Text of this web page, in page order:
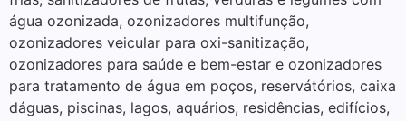
água ozonizada, ozonizadores multifunção,
ozonizadores veicular para oxi-sanitização,
ozonizadores para saúde e bem-estar e ozonizadores
para tratamento de água em poços, reservátórios, caixa
dáguas, piscinas, lagos, aquários, residências, edifícios,